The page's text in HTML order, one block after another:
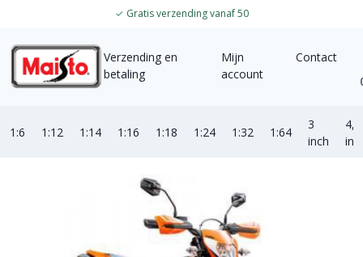
✓ Gratis verzending vanaf 50
Verzending en
betaling
Mijn
account
Contact
1:6 1:12 1:14 1:16 1:18 1:24 1:32 1:64
3
inch
4,5